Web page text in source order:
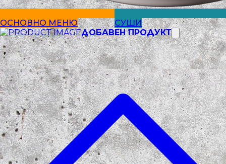
ОСНОВНО МЕНЮ
СУШИ
ДОБАВЕН ПРОДУКТ